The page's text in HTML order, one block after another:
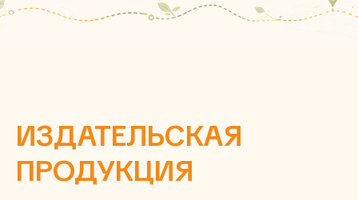
ИЗДАТЕЛЬСКАЯ
ПРОДУКЦИЯ